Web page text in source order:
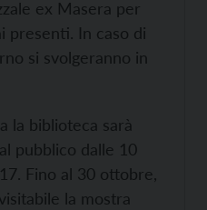
ex Masera per
presenti. In caso di
si svolgeranno in
la biblioteca sarà
pubblico dalle 10
Fino al 30 ottobre,
la mostra